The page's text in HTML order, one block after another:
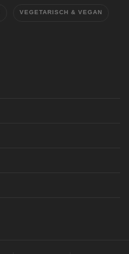
VEGETARISCH & VEGAN